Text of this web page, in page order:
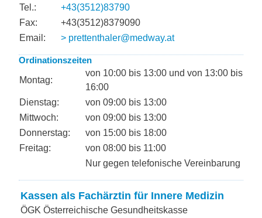
Tel.:
+43(3512)83790
Fax:
+43(3512)8379090
Email:
> prettenthaler@medway.at
Ordinationszeiten
Montag:
von 10:00 bis 13:00 und von 13:00 bis
16:00
Dienstag:
von 09:00 bis 13:00
Mittwoch:
von 09:00 bis 13:00
Donnerstag:
von 15:00 bis 18:00
Freitag:
von 08:00 bis 11:00
Nur gegen telefonische Vereinbarung
Kassen als Fachärztin für Innere Medizin
ÖGK Österreichische Gesundheitskasse